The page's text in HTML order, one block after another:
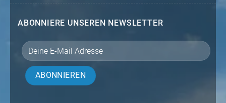
ABONNIERE UNSEREN NEWSLETTER